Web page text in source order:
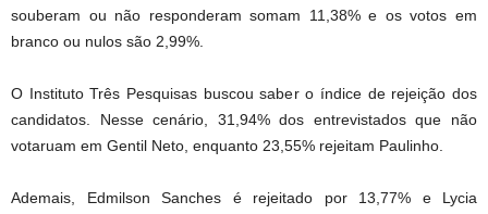
souberam ou não responderam somam 11,38% e os votos em
branco ou nulos são 2,99%.
O Instituto Três Pesquisas buscou saber o índice de rejeição dos
candidatos. Nesse cenário, 31,94% dos entrevistados que não
votaruam em Gentil Neto, enquanto 23,55% rejeitam Paulinho.
Ademais, Edmilson Sanches é rejeitado por 13,77% e Lycia